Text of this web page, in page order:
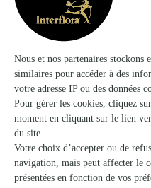
Nadine et Regis Fleurs
Rang du Fliers
★★★★★4.4 (70)
199, route de Montreuil
Voir la boutique